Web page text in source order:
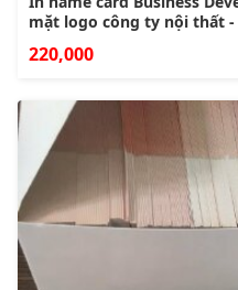
mặt logo công ty nội thất -
220,000